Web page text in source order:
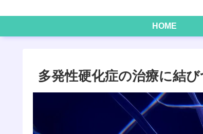
HOME
多発性硬化症の治療に結